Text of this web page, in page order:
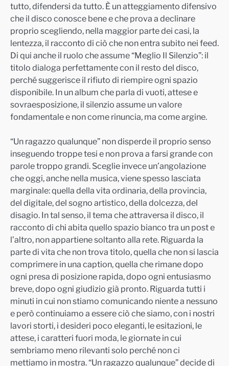
tutto, difendersi da tutto. È un atteggiamento difensivo
che il disco conosce bene e che prova a declinare
proprio scegliendo, nella maggior parte dei casi, la
lentezza, il racconto di ciò che non entra subito nei feed.
Di qui anche il ruolo che assume “Meglio Il Silenzio”: il
titolo dialoga perfettamente con il resto del disco,
perché suggerisce il rifiuto di riempire ogni spazio
disponibile. In un album che parla di vuoti, attese e
sovraesposizione, il silenzio assume un valore
fondamentale e non come rinuncia, ma come argine.
“Un ragazzo qualunque” non disperde il proprio senso
inseguendo troppe tesi e non prova a farsi grande con
parole troppo grandi. Sceglie invece un’angolazione
che oggi, anche nella musica, viene spesso lasciata
marginale: quella della vita ordinaria, della provincia,
del digitale, del sogno artistico, della dolcezza, del
disagio. In tal senso, il tema che attraversa il disco, il
racconto di chi abita quello spazio bianco tra un post e
l’altro, non appartiene soltanto alla rete. Riguarda la
parte di vita che non trova titolo, quella che non si lascia
comprimere in una caption, quella che rimane dopo
ogni presa di posizione rapida, dopo ogni entusiasmo
breve, dopo ogni giudizio già pronto. Riguarda tutti i
minuti in cui non stiamo comunicando niente a nessuno
e però continuiamo a essere ciò che siamo, con i nostri
lavori storti, i desideri poco eleganti, le esitazioni, le
attese, i caratteri fuori moda, le giornate in cui
sembriamo meno rilevanti solo perché non ci
mettiamo in mostra. “Un ragazzo qualunque” decide di